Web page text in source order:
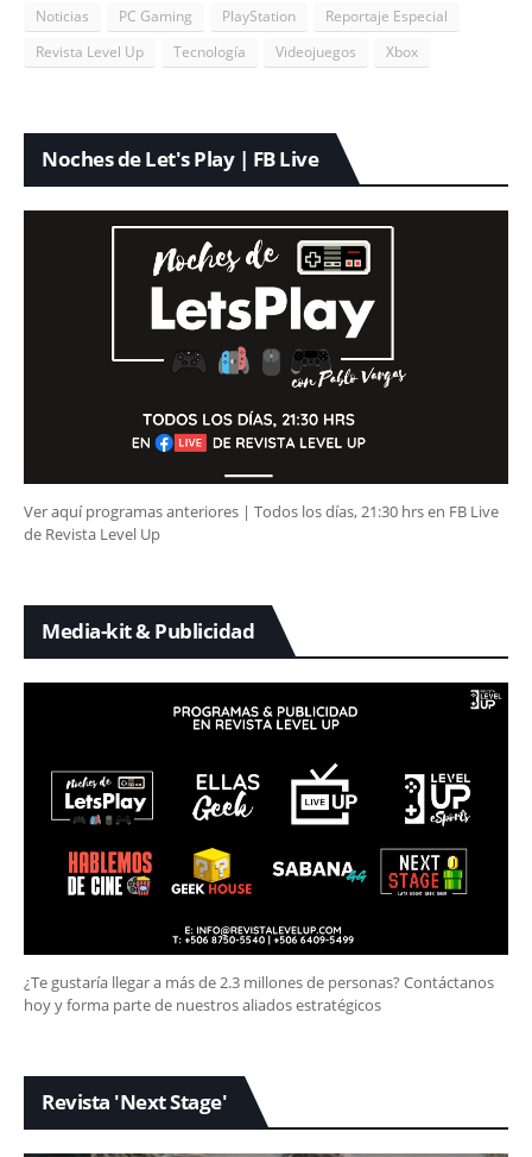
Noticias
PC Gaming PlayStation
Reportaje Especial
Revista Level Up
Tecnología Videojuegos Xbox
Noches de Let's Play | FB Live
Ver aquí programas anteriores | Todos los días, 21:30 hrs en FB Live
de Revista Level Up
Media-kit & Publicidad
¿Te gustaría llegar a más de 2.3 millones de personas? Contáctanos
hoy y forma parte de nuestros aliados estratégicos
Revista 'Next Stage'